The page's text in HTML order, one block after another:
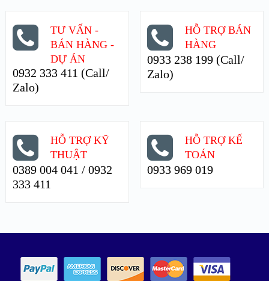
TƯ VẤN -
BÁN HÀNG -
DỰ ÁN
0932 333 411 (Call/
Zalo)
HỖ TRỢ BÁN
HÀNG
0933 238 199 (Call/
Zalo)
HỖ TRỢ KỸ
THUẬT
0389 004 041 / 0932
333 411
HỖ TRỢ KẾ
TOÁN
0933 969 019